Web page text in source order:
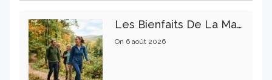
Les Bienfaits De La Marche Sur La Santé Physique Et Mentale
On 6 août 2026